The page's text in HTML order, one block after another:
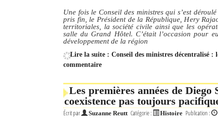
Une fois le Conseil des ministres qui s’est
pris fin, le Président de la République, Hery
territoriales, la société civile ainsi que les
salle du Grand Hôtel. C’était l’occasion pour
développement de la région
Lire la suite : Conseil des ministres décentralisé
commentaire
Les premières années de
coexistence pas toujours
Écrit par Suzanne Reutt Catégorie : Histoire Publication :